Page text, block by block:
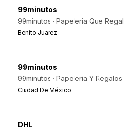
99minutos
99minutos · Papeleria Que
Benito Juarez
99minutos
99minutos · Papeleria Y Regalos
Ciudad De México
DHL